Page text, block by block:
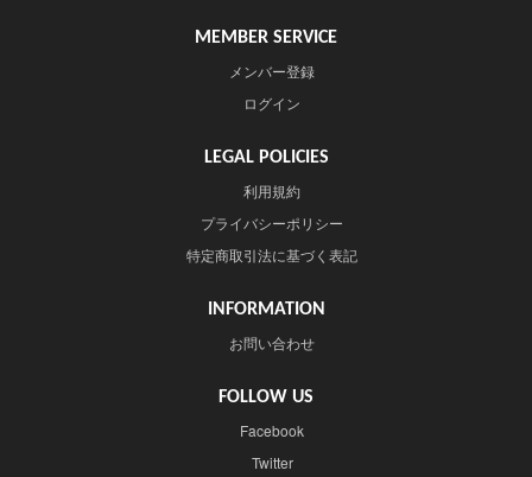
MEMBER SERVICE
メンバー登録
ログイン
LEGAL POLICIES
利用規約
プライバシーポリシー
特定商取引法に基づく表記
INFORMATION
お問い合わせ
FOLLOW US
Facebook
Twitter